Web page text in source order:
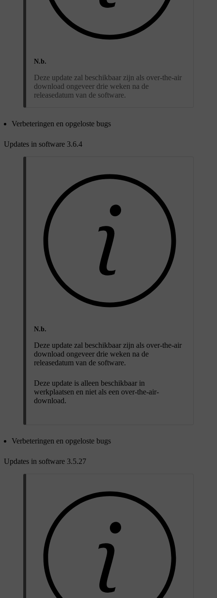
N.b.
Deze update zal beschikbaar zijn als over-the-air
download ongeveer drie weken na de
releasedatum van de software.
Verbeteringen en opgeloste bugs
Updates in software 3.6.4
N.b.
Deze update zal beschikbaar zijn als over-the-air
download ongeveer drie weken na de
releasedatum van de software.
Deze update is alleen beschikbaar in
werkplaatsen en niet als een over-the-air-
download.
Verbeteringen en opgeloste bugs
Updates in software 3.5.27